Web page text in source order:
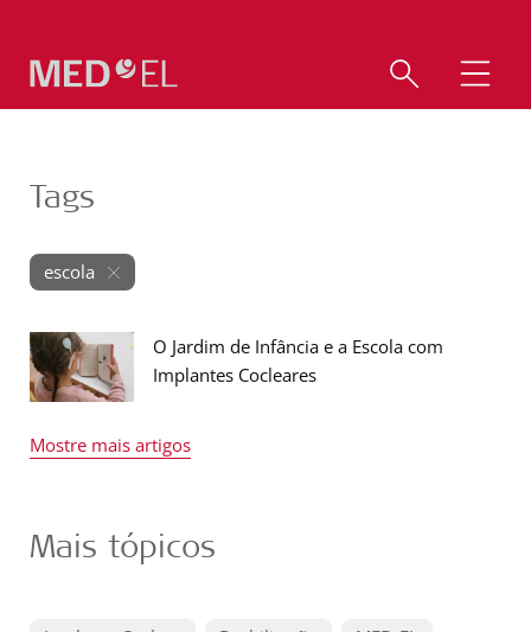
Tags
escola
O Jardim de Infância e a Escola com
Implantes Cocleares
Mostre mais artigos
Mais tópicos